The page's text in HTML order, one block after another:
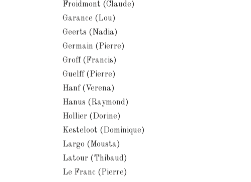
Froidmont (Claude)
Garance (Lou)
Geerts (Nadia)
Germain (Pierre)
Groff (Francis)
Guelff (Pierre)
Hanf (Verena)
Hanus (Raymond)
Hollier (Dorine)
Kesteloot (Dominique)
Largo (Mousta)
Latour (Thibaud)
Le Franc (Pierre)